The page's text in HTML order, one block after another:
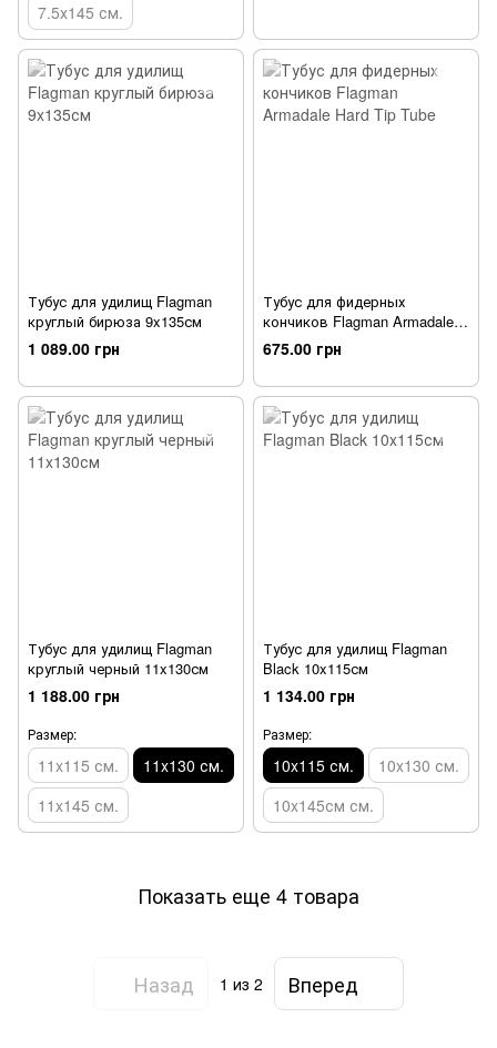
7.5х145 см.
Тубус для удилищ Flagman
круглый бирюза 9x135см
1 089.00 грн
Тубус для фидерных
кончиков Flagman Armadale
Hard Tip Tube
675.00 грн
Тубус для удилищ Flagman
круглый черный 11x130см
1 188.00 грн
Размер:
11x115 см.
11x130 см.
11x145 см.
Тубус для удилищ Flagman
Black 10x115см
1 134.00 грн
Размер:
10x115 см.
10x130 см.
10x145см см.
Показать еще 4 товара
Назад 1 из 2 Вперед